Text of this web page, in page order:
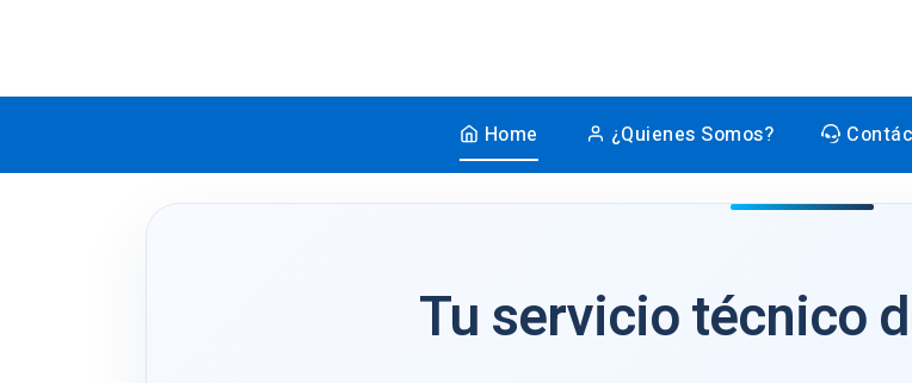
Home ¿Quienes Somos?
Tu servicio técnico